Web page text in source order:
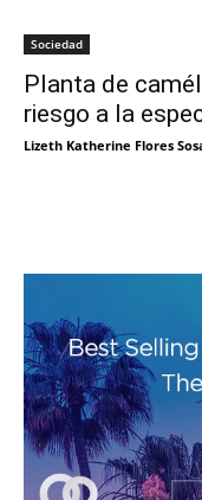
Sociedad
Planta de
riesgo a la
Lizeth Katherine Flores